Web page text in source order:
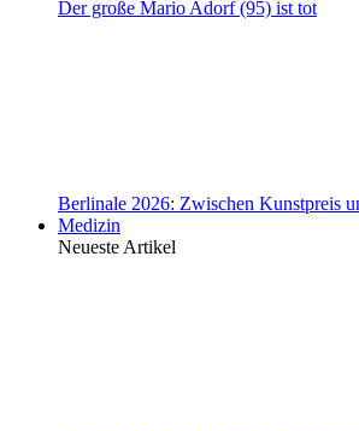
Der große Mario Adorf (95) ist tot
Berlinale 2026: Zwischen Kunstpreis
Medizin
Neueste Artikel